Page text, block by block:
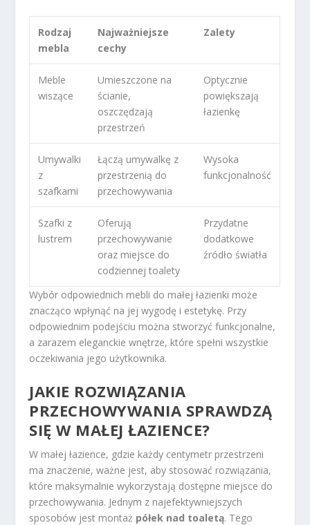
Rodzaj
mebla
Najważniejsze
cechy
Zalety
Meble
wiszące
Umieszczone na
ścianie,
oszczędzają
przestrzeń
Optycznie
powiększają
łazienkę
Umywalki
z
szafkami
Łączą umywalkę z
przestrzenią do
przechowywania
Wysoka
funkcjonalność
Szafki z
lustrem
Oferują
przechowywanie
oraz miejsce do
codziennej toalety
Przydatne
dodatkowe
źródło światła
Wybór odpowiednich mebli do małej łazienki może
znacząco wpłynąć na jej wygodę i estetykę. Przy
odpowiednim podejściu można stworzyć funkcjonalne,
a zarazem eleganckie wnętrze, które spełni wszystkie
oczekiwania jego użytkownika.
JAKIE ROZWIĄZANIA
PRZECHOWYWANIA SPRAWDZĄ
SIĘ W MAŁEJ ŁAZIENCE?
W małej łazience, gdzie każdy centymetr przestrzeni
ma znaczenie, ważne jest, aby stosować rozwiązania,
które maksymalnie wykorzystają dostępne miejsce do
przechowywania. Jednym z najefektywniejszych
sposobów jest montaż półek nad toaletą. Tego